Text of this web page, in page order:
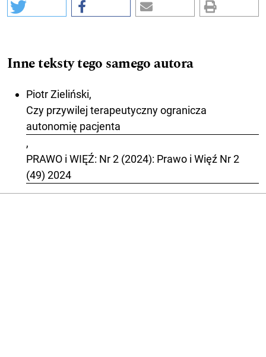
Inne teksty tego samego autora
Piotr Zieliński,
Czy przywilej terapeutyczny ogranicza
autonomię pacjenta
,
PRAWO i WIĘŹ: Nr 2 (2024): Prawo i Więź Nr 2
(49) 2024